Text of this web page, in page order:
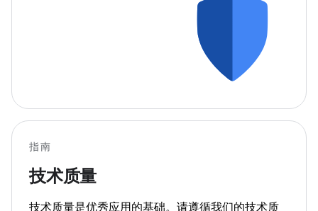
指南
技术质量
技术质量是优秀应用的基础。请遵循我们的技术质